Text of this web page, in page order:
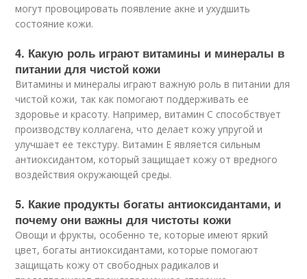
могут провоцировать появление акне и ухудшить
состояние кожи.
4. Какую роль играют витамины и минералы в
питании для чистой кожи
Витамины и минералы играют важную роль в питании для
чистой кожи, так как помогают поддерживать ее
здоровье и красоту. Например, витамин С способствует
производству коллагена, что делает кожу упругой и
улучшает ее текстуру. Витамин Е является сильным
антиоксидантом, который защищает кожу от вредного
воздействия окружающей среды.
5. Какие продукты богаты антиоксидантами, и
почему они важны для чистоты кожи
Овощи и фрукты, особенно те, которые имеют яркий
цвет, богаты антиоксидантами, которые помогают
защищать кожу от свободных радикалов и